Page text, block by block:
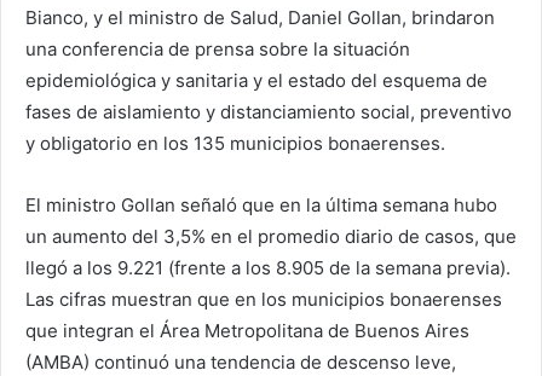
Bianco, y el ministro de Salud, Daniel Gollan, brindaron
una conferencia de prensa sobre la situación
epidemiológica y sanitaria y el estado del esquema de
fases de aislamiento y distanciamiento social, preventivo
y obligatorio en los 135 municipios bonaerenses.
El ministro Gollan señaló que en la última semana hubo
un aumento del 3,5% en el promedio diario de casos, que
llegó a los 9.221 (frente a los 8.905 de la semana previa).
Las cifras muestran que en los municipios bonaerenses
que integran el Área Metropolitana de Buenos Aires
(AMBA) continuó una tendencia de descenso leve,